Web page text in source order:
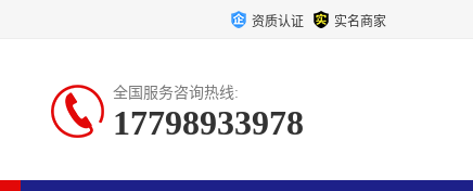
资质认证 实名商家
全国服务咨询热线:
17798933978